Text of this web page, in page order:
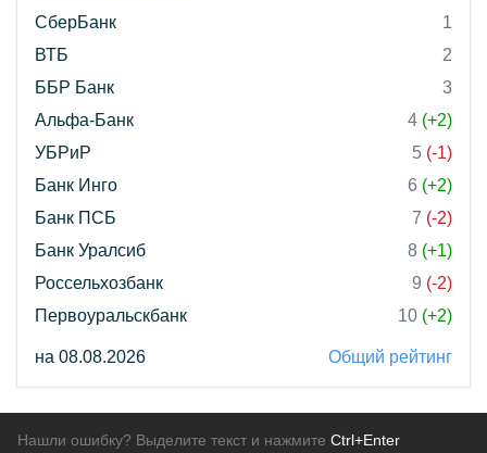
СберБанк
1
ВТБ
2
ББР Банк
3
Альфа-Банк
4 (+2)
УБРиР
5 (-1)
Банк Инго
6 (+2)
Банк ПСБ
7 (-2)
Банк Уралсиб
8 (+1)
Россельхозбанк
9 (-2)
Первоуральскбанк
10 (+2)
на 08.08.2026 Общий рейтинг
Нашли ошибку? Выделите текст и нажмите Ctrl+Enter